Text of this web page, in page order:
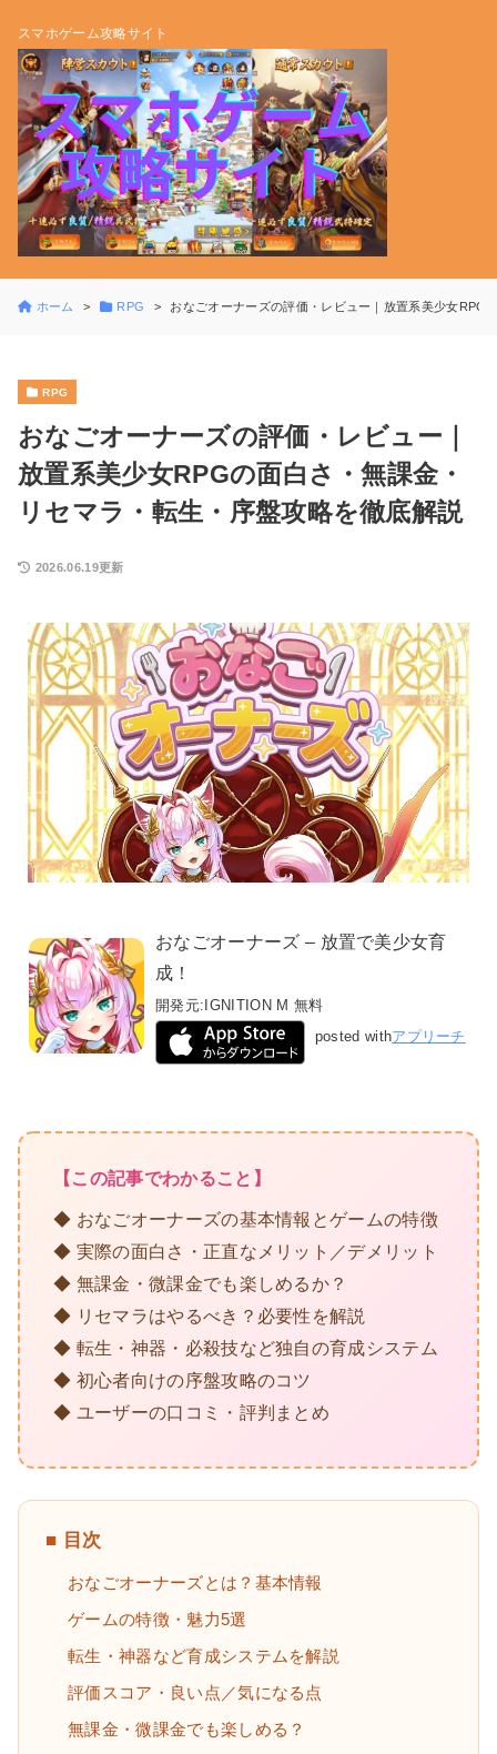
スマホゲーム攻略サイト
ホーム RPG おなごオーナーズの評価・レビュー｜放置系美少女RPG
RPG
おなごオーナーズの評価・レビュー｜
放置系美少女RPGの面白さ・無課金・
リセマラ・転生・序盤攻略を徹底解説
2026.06.19更新
おなごオーナーズ – 放置で美少女育
成！
開発元: IGNITION M 無料
posted withアプリーチ
【この記事でわかること】
◆ おなごオーナーズの基本情報とゲームの特徴
◆ 実際の面白さ・正直なメリット／デメリット
◆ 無課金・微課金でも楽しめるか？
◆ リセマラはやるべき？必要性を解説
◆ 転生・神器・必殺技など独自の育成システム
◆ 初心者向けの序盤攻略のコツ
◆ ユーザーの口コミ・評判まとめ
■ 目次
おなごオーナーズとは？基本情報
ゲームの特徴・魅力5選
転生・神器など育成システムを解説
評価スコア・良い点／気になる点
無課金・微課金でも楽しめる？